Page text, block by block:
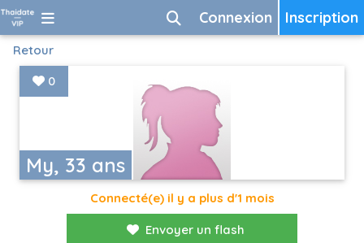
Inscription
Connexion
Retour
My, 33 ans
0
Connecté(e) il y a plus d'1 mois
Envoyer un flash